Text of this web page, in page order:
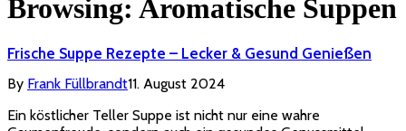
Browsing: Aromatische Suppen
Frische Suppe Rezepte – Lecker & Gesund Genießen
By Frank Füllbrandt11. August 2024
Ein köstlicher Teller Suppe ist nicht nur eine wahre